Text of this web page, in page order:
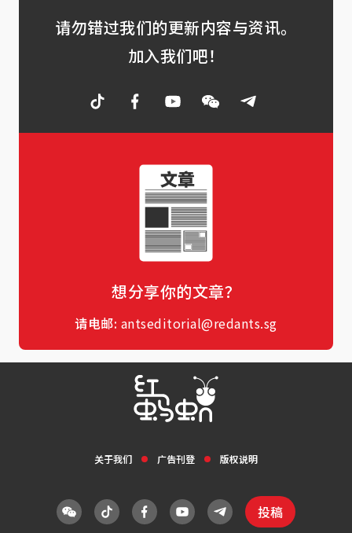
请勿错过我们的更新内容与资讯。
加入我们吧！
想分享你的文章？
请电邮: antseditorial@redants.sg
关于我们 广告刊登 版权说明
投稿